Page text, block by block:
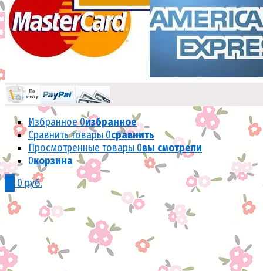
Избранное0избранное
Сравнить товары 0сравнить
Просмотренные товары 0вы смотрели
0корзина
0 руб.